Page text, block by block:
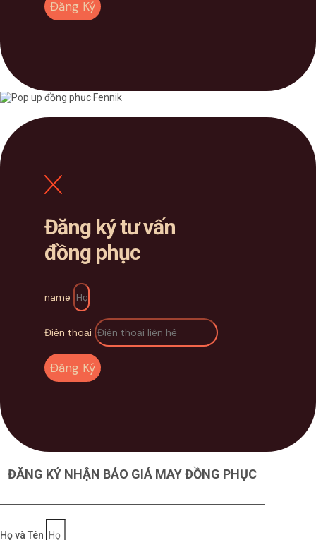
Đăng Ký
Đăng ký tư vấn
đồng phục
name
Điện thoại
Đăng Ký
ĐĂNG KÝ NHẬN BÁO GIÁ MAY ĐỒNG PHỤC
Họ và Tên